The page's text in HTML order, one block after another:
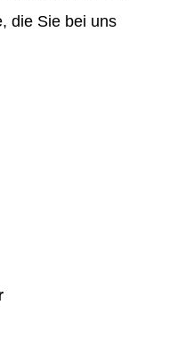
die Sie bei uns